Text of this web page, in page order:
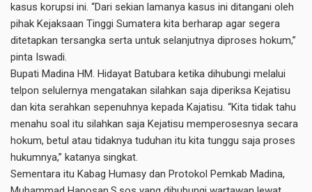
kasus korupsi ini. “Dari sekian lamanya kasus ini ditangani oleh
pihak Kejaksaan Tinggi Sumatera kita berharap agar segera
ditetapkan tersangka serta untuk selanjutnya diproses hokum,”
pinta Iswadi.
Bupati Madina HM. Hidayat Batubara ketika dihubungi melalui
telpon selulernya mengatakan silahkan saja diperiksa Kejatisu
dan kita serahkan sepenuhnya kepada Kajatisu. “Kita tidak tahu
menahu soal itu silahkan saja Kejatisu memperosesnya secara
hokum, betul atau tidaknya tuduhan itu kita tunggu saja proses
hukumnya,” katanya singkat.
Sementara itu Kabag Humasy dan Protokol Pemkab Madina,